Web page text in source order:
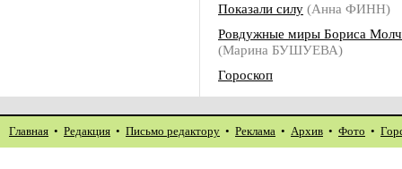
Показали силу (Анна ФИНН)
Ровдужные миры Бориса
(Марина БУШУЕВА)
Гороскоп
Главная • Редакция • Письмо редактору • Реклама • Архив • Фото •